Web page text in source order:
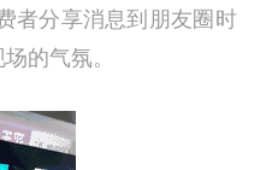
者分享消息到朋友圈时
的气氛。